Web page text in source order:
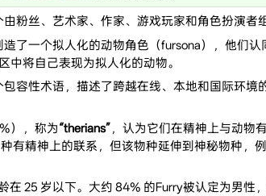
粉丝、艺术家、作家、游戏玩家和角色扮演者
造了一个拟人化的动物角色（fursona），他们
中将自己表现为拟人化的动物。
容性术语，描述了跨越在线、本地和国际环境
），称为“therians”，认为它们在精神上与动物
有精神上的联系，但该物种延伸到神秘物种，
在 25 岁以下。大约 84% 的Furry被认定为男